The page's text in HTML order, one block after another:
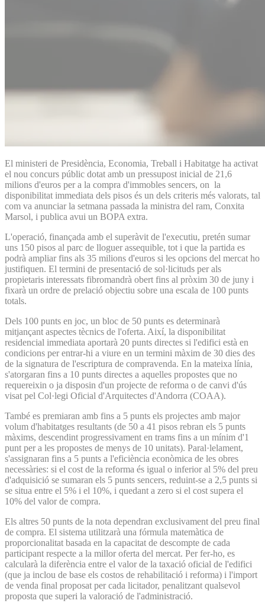
El ministeri de Presidència, Economia, Treball i Habitatge ha activat
el nou concurs públic dotat amb un pressupost inicial de 21,6
milions d'euros per a la compra d'immobles sencers, on la
disponibilitat immediata dels pisos és un dels criteris més valorats, tal
com va anunciar la setmana passada la ministra del ram, Conxita
Marsol, i publica avui un BOPA extra.
L'operació, finançada amb el superàvit de l'executiu, pretén sumar
uns 150 pisos al parc de lloguer assequible, tot i que la partida es
podrà ampliar fins als 35 milions d'euros si les opcions del mercat ho
justifiquen. El termini de presentació de sol·licituds per als
propietaris interessats fibromandrà obert fins al pròxim 30 de juny i
fixarà un ordre de prelació objectiu sobre una escala de 100 punts
totals.
Dels 100 punts en joc, un bloc de 50 punts es determinarà
mitjançant aspectes tècnics de l'oferta. Així, la disponibilitat
residencial immediata aportarà 20 punts directes si l'edifici està en
condicions per entrar-hi a viure en un termini màxim de 30 dies des
de la signatura de l'escriptura de compravenda. En la mateixa línia,
s'atorgaran fins a 10 punts directes a aquelles propostes que no
requereixin o ja disposin d'un projecte de reforma o de canvi d'ús
visat pel Col·legi Oficial d'Arquitectes d'Andorra (COAA).
També es premiaran amb fins a 5 punts els projectes amb major
volum d'habitatges resultants (de 50 a 41 pisos rebran els 5 punts
màxims, descendint progressivament en trams fins a un mínim d'1
punt per a les propostes de menys de 10 unitats). Paral·lelament,
s'assignaran fins a 5 punts a l'eficiència econòmica de les obres
necessàries: si el cost de la reforma és igual o inferior al 5% del preu
d'adquisició se sumaran els 5 punts sencers, reduint-se a 2,5 punts si
se situa entre el 5% i el 10%, i quedant a zero si el cost supera el
10% del valor de compra.
Els altres 50 punts de la nota dependran exclusivament del preu final
de compra. El sistema utilitzarà una fórmula matemàtica de
proporcionalitat basada en la capacitat de descompte de cada
participant respecte a la millor oferta del mercat. Per fer-ho, es
calcularà la diferència entre el valor de la taxació oficial de l'edifici
(que ja inclou de base els costos de rehabilitació i reforma) i l'import
de venda final proposat per cada licitador, penalitzant qualsevol
proposta que superi la valoració de l'administració.